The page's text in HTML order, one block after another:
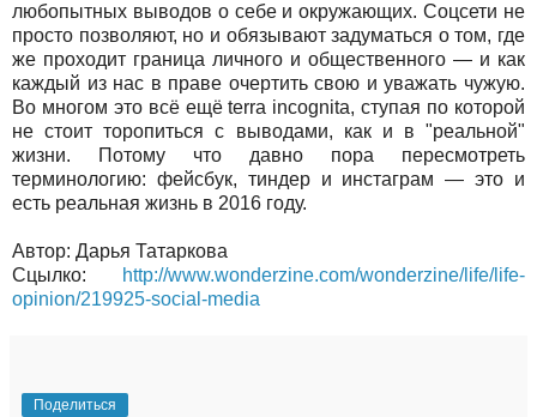
любопытных выводов о себе и окружающих. Соцсети не
просто позволяют, но и обязывают задуматься о том, где
же проходит граница личного и общественного — и как
каждый из нас в праве очертить свою и уважать чужую.
Во многом это всё ещё terra incognita, ступая по которой
не стоит торопиться с выводами, как и в "реальной"
жизни. Потому что давно пора пересмотреть
терминологию: фейсбук, тиндер и инстаграм — это и
есть реальная жизнь в 2016 году.
Автор: Дарья Татаркова
Сцылко:
http://www.wonderzine.com/wonderzine/life/life-
opinion/219925-social-media
Поделиться